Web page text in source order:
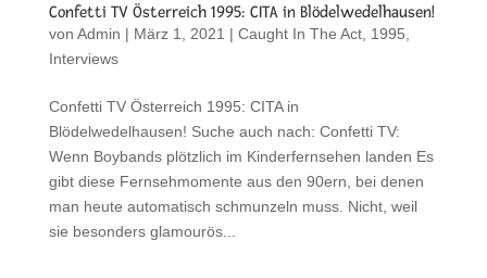
Confetti TV Österreich 1995: CITA in Blödelwedelhausen!
von Admin | März 1, 2021 | Caught In The Act, 1995
Interviews
Confetti TV Österreich 1995: CITA in
Blödelwedelhausen! Suche auch nach: Confetti TV:
Wenn Boybands plötzlich im Kinderfernsehen landen Es
gibt diese Fernsehmomente aus den 90ern, bei denen
man heute automatisch schmunzeln muss. Nicht, weil
sie besonders glamourös...